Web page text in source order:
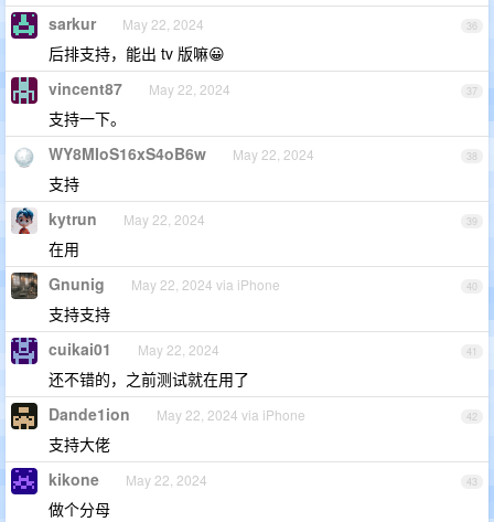
36
sarkur May 22, 2024
后排支持，能出 tv 版嘛😀
37
vincent87 May 22, 2024
支持一下。
38
WY8MIoS16xS4oB6w May 22, 2024
支持
39
kytrun May 22, 2024
在用
40
Gnunig May 22, 2024 via iPhone
支持支持
41
cuikai01 May 22, 2024
还不错的，之前测试就在用了
42
Dande1ion May 22, 2024 via iPhone
支持大佬
43
kikone May 22, 2024
做个分母